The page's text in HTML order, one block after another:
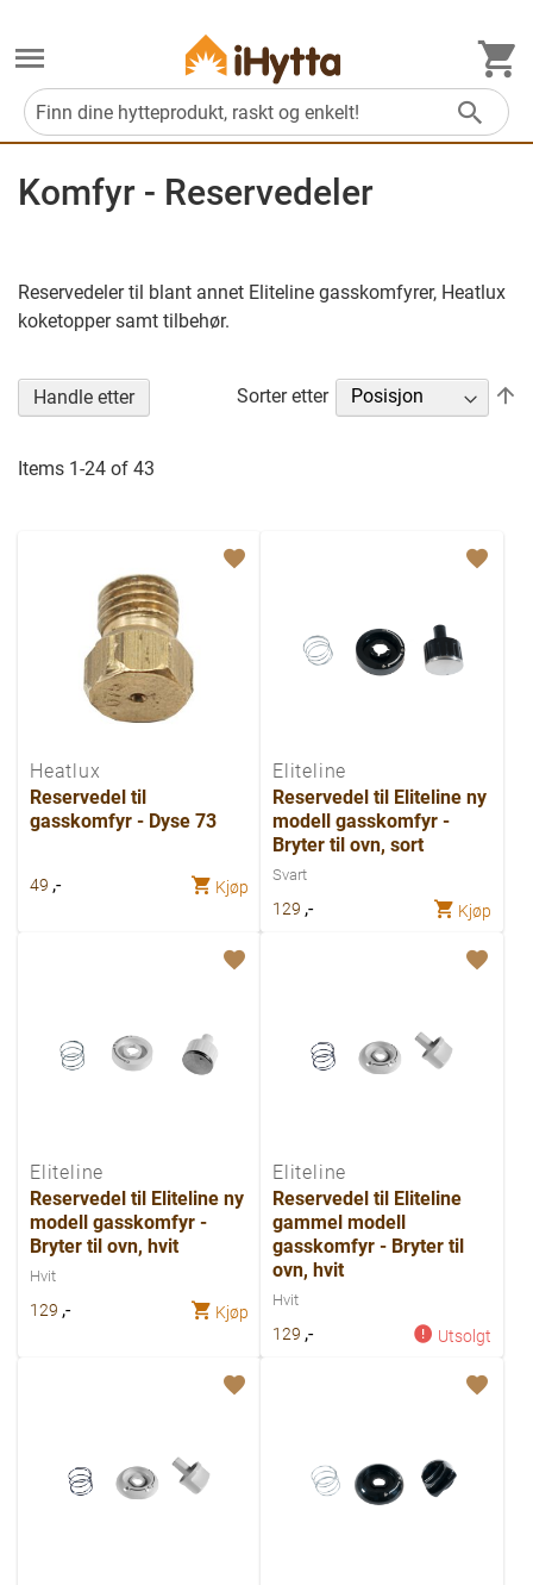
Søk
Komfyr - Reservedeler
Reservedeler til blant annet Eliteline gasskomfyrer, Heatlux
koketopper samt tilbehør.
Items 1-24 of 43
Sorter etter
Heatlux
Reservedel til
gasskomfyr - Dyse 73
49 ,- Kjøp
Eliteline
Reservedel til Eliteline ny
modell gasskomfyr -
Bryter til ovn, sort
Svart
129 ,- Kjøp
Eliteline
Reservedel til Eliteline ny
modell gasskomfyr -
Bryter til ovn, hvit
Hvit
129 ,- Kjøp
Eliteline
Reservedel til Eliteline
gammel modell
gasskomfyr - Bryter til
ovn, hvit
Hvit
129 ,- Utsolgt
Handle etter